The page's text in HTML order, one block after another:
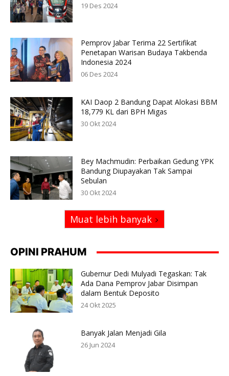
19 Des 2024
Pemprov Jabar Terima 22 Sertifikat
Penetapan Warisan Budaya Takbenda
Indonesia 2024
06 Des 2024
KAI Daop 2 Bandung Dapat Alokasi BBM
18,779 KL dari BPH Migas
30 Okt 2024
Bey Machmudin: Perbaikan Gedung YPK
Bandung Diupayakan Tak Sampai
Sebulan
30 Okt 2024
Muat lebih banyak
OPINI PRAHUM
Gubernur Dedi Mulyadi Tegaskan: Tak
Ada Dana Pemprov Jabar Disimpan
dalam Bentuk Deposito
24 Okt 2025
Banyak Jalan Menjadi Gila
26 Jun 2024